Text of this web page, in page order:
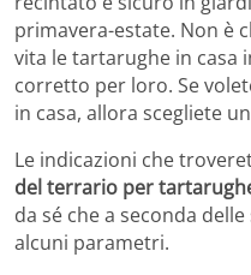
primavera-estate. Non è
vita le tartarughe in casa
corretto per loro. Se
in casa, allora scegliete
Le indicazioni che
del terrario per
da sé che a seconda
alcuni parametri.